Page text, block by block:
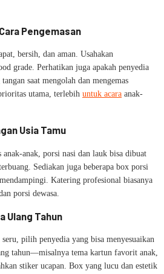
Pengemasan
bersih, dan aman. Usahakan
grade. Perhatikan juga apakah penyedia
saat mengolah dan mengemas
utama, terlebih untuk acara anak-
Usia Tamu
anak, porsi nasi dan lauk bisa dibuat
Sediakan juga beberapa box porsi
Katering profesional biasanya
porsi dewasa.
Ulang Tahun
pilih penyedia yang bisa menyesuaikan
tahun—misalnya tema kartun favorit anak,
stiker ucapan. Box yang lucu dan estetik